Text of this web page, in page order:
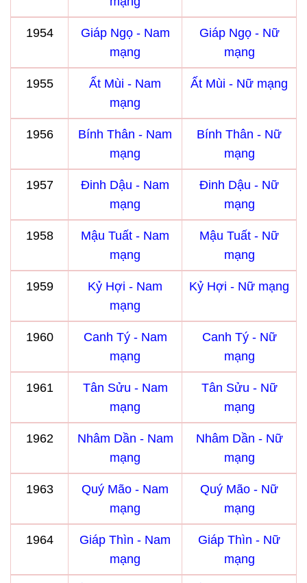
1954
Giáp Ngọ - Nam
mạng
Giáp Ngọ - Nữ
mạng
1955
Ất Mùi - Nam
mạng
Ất Mùi - Nữ mạng
1956
Bính Thân - Nam
mạng
Bính Thân - Nữ
mạng
1957
Đinh Dậu - Nam
mạng
Đinh Dậu - Nữ
mạng
1958
Mậu Tuất - Nam
mạng
Mậu Tuất - Nữ
mạng
1959
Kỷ Hợi - Nam
mạng
Kỷ Hợi - Nữ mạng
1960
Canh Tý - Nam
mạng
Canh Tý - Nữ
mạng
1961
Tân Sửu - Nam
mạng
Tân Sửu - Nữ
mạng
1962
Nhâm Dần - Nam
mạng
Nhâm Dần - Nữ
mạng
1963
Quý Mão - Nam
mạng
Quý Mão - Nữ
mạng
1964
Giáp Thìn - Nam
mạng
Giáp Thìn - Nữ
mạng